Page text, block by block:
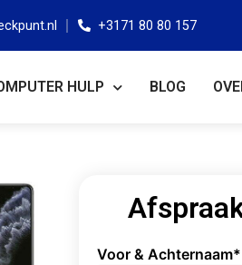
+3171 80 80 157
HULP BLOG
Voor & Achternaam*